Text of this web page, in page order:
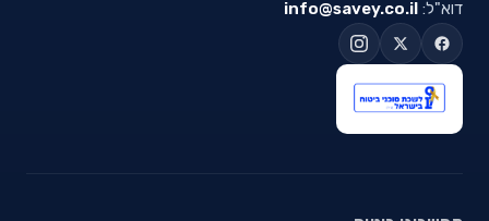
דוא"ל: info@savey.co.il